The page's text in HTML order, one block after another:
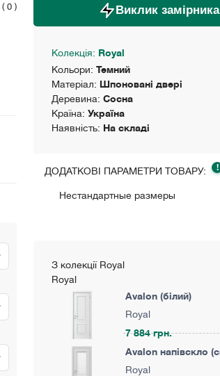
( 0 ) Виклик замірника
Колекція: Royal
Кольори: Темний
Матеріал: Шпоновані двері
Деревина: Сосна
Країна: Україна
Наявність: На складі
ДОДАТКОВІ ПАРАМЕТРИ ТОВАРУ: !
Нестандартные размеры
З колекції Royal
Royal
Avalon (білий)
Royal
7 884 грн.
Avalon напівскло
Royal